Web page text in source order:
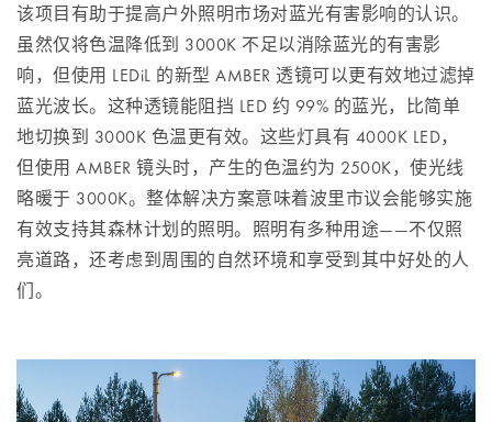
该项目有助于提高户外照明市场对蓝光有害影响的认识。
虽然仅将色温降低到 3000K 不足以消除蓝光的有害影
响，但使用 LEDiL 的新型 AMBER 透镜可以更有效地过滤掉
蓝光波长。这种透镜能阻挡 LED 约 99% 的蓝光，比简单
地切换到 3000K 色温更有效。这些灯具有 4000K LED，
但使用 AMBER 镜头时，产生的色温约为 2500K，使光线
略暖于 3000K。整体解决方案意味着波里市议会能够实施
有效支持其森林计划的照明。照明有多种用途——不仅照
亮道路，还考虑到周围的自然环境和享受到其中好处的人
们。